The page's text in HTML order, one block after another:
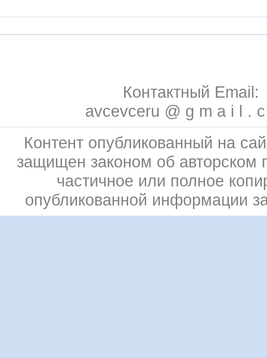
Контактный Email:
avcevceru @ g m a i l .
Контент опубликованный на
защищен законом об авторском
частичное или полное
опубликованной информации